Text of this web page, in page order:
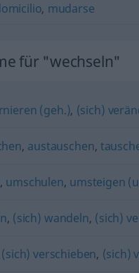
, mudarse
für "wechseln"
(geh.), (sich)
, austauschen,
, umschulen, umsteigen
, (sich) wandeln, (sich)
(sich) verschieben, (sich)